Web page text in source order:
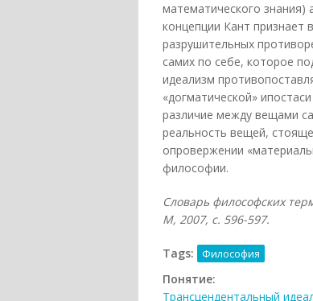
математического знания)
концепции Кант признает
разрушительных
самих по себе, которое
идеализм
«догматической»
различие между вещами
реальность вещей,
опровержении
философии.
Словарь философских
М, 2007, с. 596-597.
Tags: Философия
Понятие:
Трансцендентальный